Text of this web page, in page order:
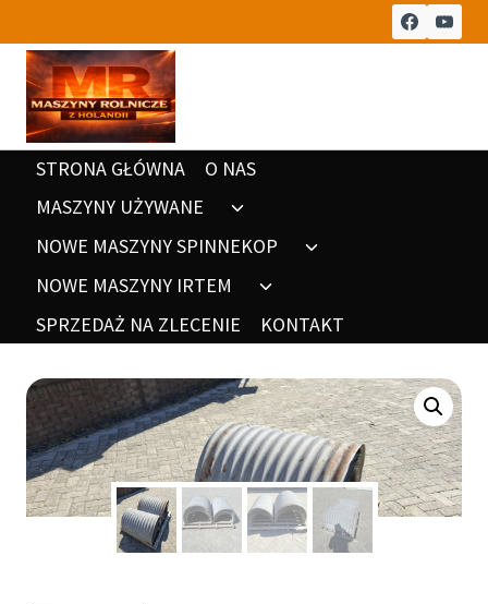
treści
STRONA GŁÓWNA
O NAS
MASZYNY UŻYWANE
Rozwiń
menu
potomne
NOWE MASZYNY SPINNEKOP
Rozwiń
NOWE MASZYNY IRTEM
Rozwiń
menu
potomne
SPRZEDAŻ NA ZLECENIE KONTAKT